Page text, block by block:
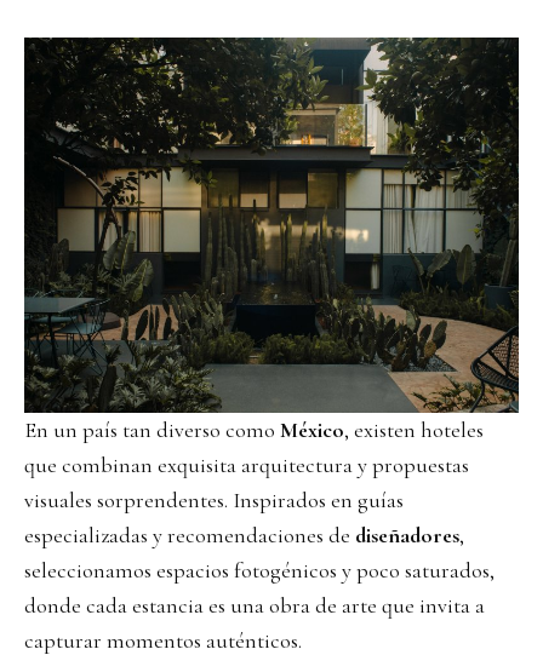
En un país tan diverso como México, existen hoteles
que combinan exquisita arquitectura y propuestas
visuales sorprendentes. Inspirados en guías
especializadas y recomendaciones de diseñadores,
seleccionamos espacios fotogénicos y poco saturados,
donde cada estancia es una obra de arte que invita a
capturar momentos auténticos.